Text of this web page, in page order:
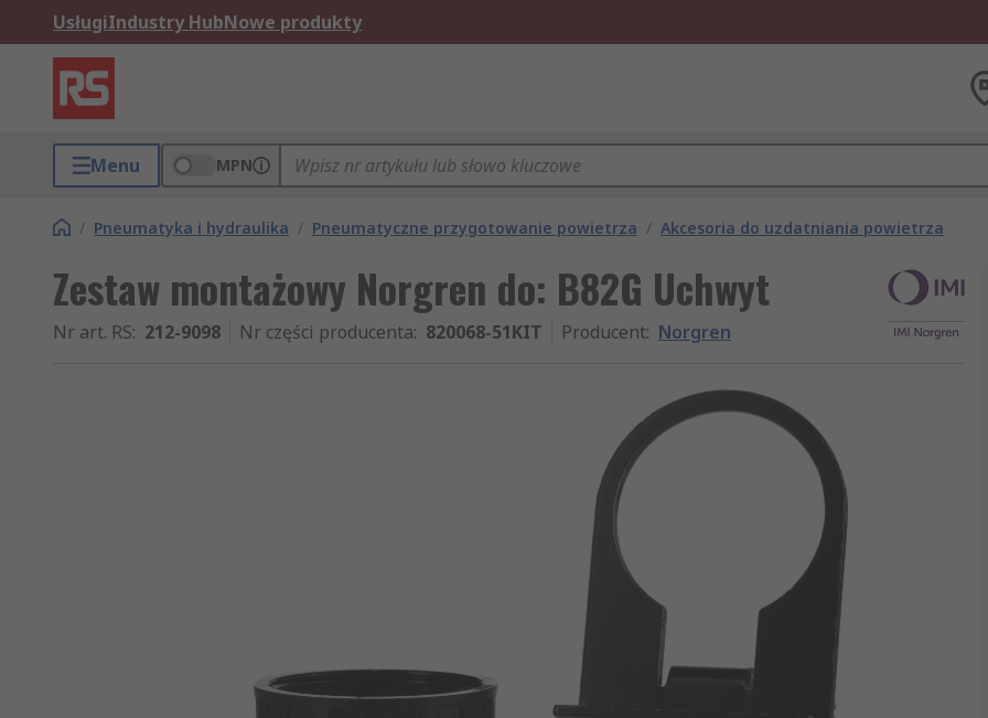
UsługiIndustry HubNowe produkty
Menu MPN
/ Pneumatyka i hydraulika / Pneumatyczne przygotowanie powietrza / Akcesoria do uzdatniania powietrza
Zestaw montażowy Norgren do: B82G Uchwyt
Nr art. RS: 212-9098 Nr części producenta: 820068-51KIT Producent: Norgren